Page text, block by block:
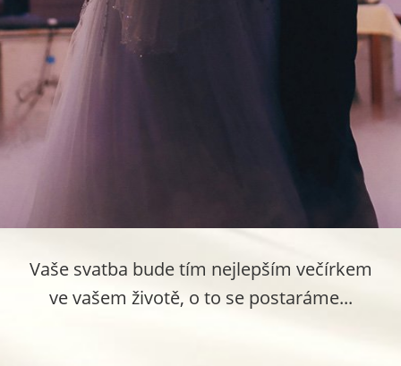
Vaše svatba bude tím nejlepším večírkem
ve vašem životě, o to se postaráme...